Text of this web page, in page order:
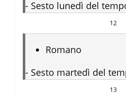
- Sesto lunedì del
12
Romano
- Sesto martedì del
13